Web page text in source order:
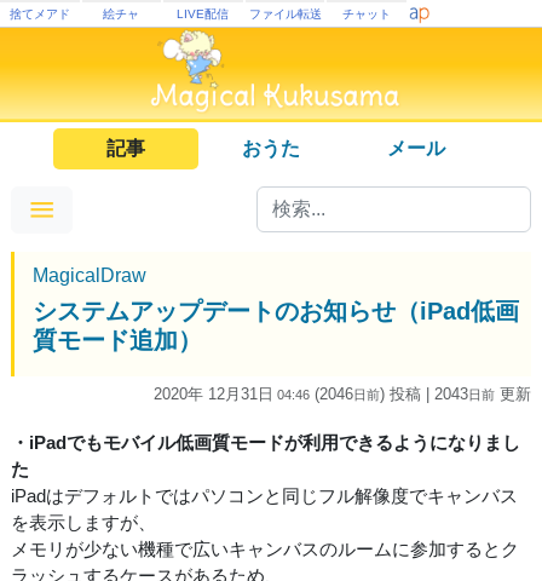
捨てメアド 絵チャ LIVE配信 ファイル転送 チャット
記事 おうた メール
MagicalDraw
システムアップデートのお知らせ（iPad低画
質モード追加）
2020年 12月31日 04:46 (2046日前) 投稿 | 2043日前 更新
・iPadでもモバイル低画質モードが利用できるようになりまし
た
iPadはデフォルトではパソコンと同じフル解像度でキャンバス
を表示しますが、
メモリが少ない機種で広いキャンバスのルームに参加するとク
ラッシュするケースがあるため、